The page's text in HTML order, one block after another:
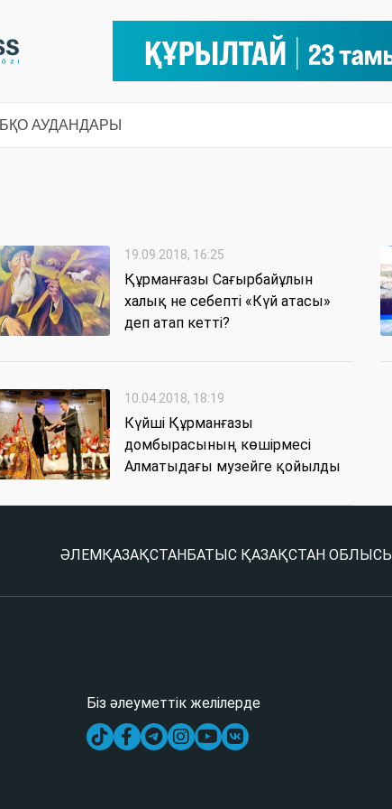
БҚО АУДАНДАРЫ
19.09.2018, 16:25
Құрманғазы Сағырбайұлын
халық не себепті «Күй атасы»
деп атап кетті?
10.04.2018, 18:19
Күйші Құрманғазы
домбырасының көшірмесі
Алматыдағы музейге қойылды
ӘЛЕМ ҚАЗАҚСТАН БАТЫС ҚАЗАҚСТАН ОБЛЫСЫ
Біз әлеуметтік желілерде